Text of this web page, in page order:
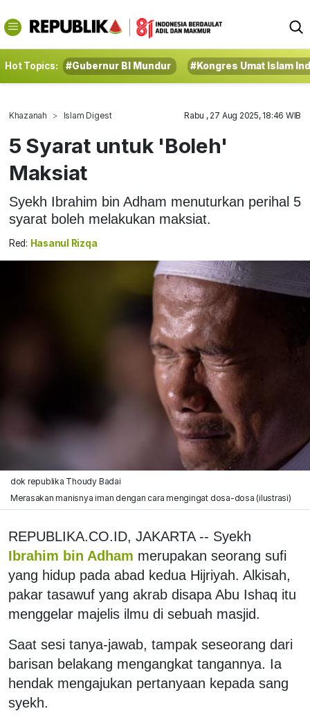
Hot Topics: #Gubernur BI Mundur #Kongres Umat Islam
Khazanah Islam Digest Rabu , 27 Aug 2025, 18:46 WIB
5 Syarat untuk 'Boleh'
Maksiat
Syekh Ibrahim bin Adham menuturkan perihal 5
syarat boleh melakukan maksiat.
Red: Hasanul Rizqa
dok republika Thoudy Badai
Merasakan manisnya iman dengan cara mengingat dosa-dosa (ilustrasi)
REPUBLIKA.CO.ID, JAKARTA -- Syekh
Ibrahim bin Adham merupakan seorang sufi
yang hidup pada abad kedua Hijriyah. Alkisah,
pakar tasawuf yang akrab disapa Abu Ishaq itu
menggelar majelis ilmu di sebuah masjid.
Saat sesi tanya-jawab, tampak seseorang dari
barisan belakang mengangkat tangannya. Ia
hendak mengajukan pertanyaan kepada sang
syekh.